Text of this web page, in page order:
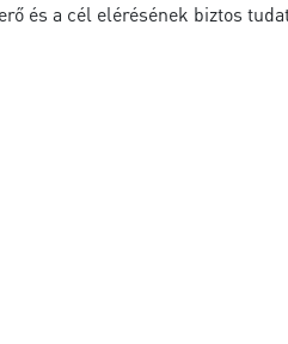
és a cél elérésének biztos